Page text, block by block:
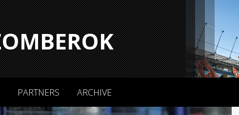
PARTNERS ARCHIVE